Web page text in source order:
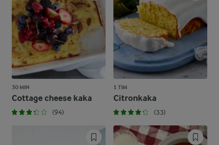
30 MIN
Cottage cheese kaka
(94)
1 TIM
Citronkaka
(33)